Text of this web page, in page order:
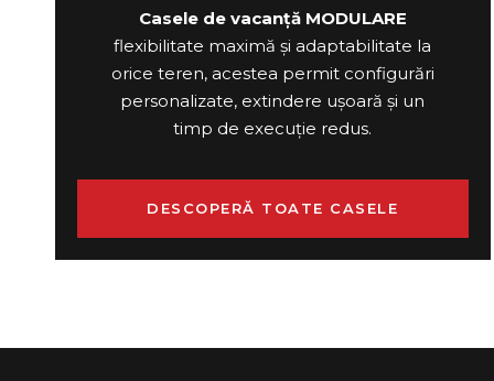
Casele de vacanță MODULARE
flexibilitate maximă și adaptabilitate la
orice teren, acestea permit configurări
personalizate, extindere ușoară și un
timp de execuție redus.
DESCOPERĂ TOATE CASELE